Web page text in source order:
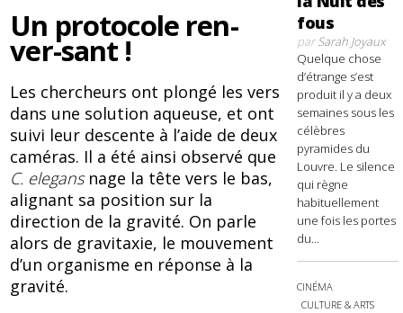
Un protocole ren-
ver-sant !
Les chercheurs ont plongé les vers
dans une solution aqueuse, et ont
suivi leur descente à l’aide de deux
caméras. Il a été ainsi observé que
C. elegansnage la tête vers le bas,
alignant sa position sur la
direction de la gravité. On parle
alors de gravitaxie, le mouvement
d’un organisme en réponse à la
gravité.
fous
parSarah Joyaux
Quelque chose
d’étrange s’est
produit il y a deux
semaines sous les
célèbres
pyramides du
Louvre. Le silence
qui règne
habituellement
une fois les portes
du...
CINÉMA
CULTURE & ARTS